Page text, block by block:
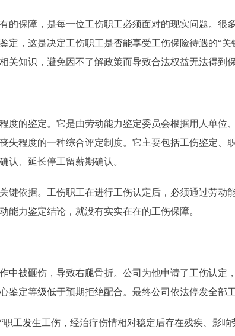
障，是每一位工伤职工必须面对的现实问题。很多
，这是决定工伤职工是否能享受工伤保险待遇的“
知识，避免因不了解政策而导致合法权益无法得到保
的鉴定。它是由劳动能力鉴定委员会根据用人单位
失程度的一种综合评定制度。它主要包括工伤鉴定、
认、延长停工留薪期确认。
依据。工伤职工在进行工伤认定后，必须通过劳动
能力鉴定结论，就没有实实在在的工伤保障。
被砸伤，导致右腿骨折。公司为他申请了工伤认定
鉴定等级低于预期拒绝配合。最终公司依法停发全部
发生工伤，经治疗伤情相对稳定后存在残疾、影响